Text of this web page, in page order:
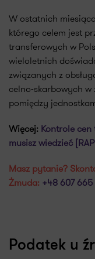
W ostatnich
którego celem jest
transferowych w
wieloletnich
związanych z
celno-skarbowych w
pomiędzy
Więcej: Kontrole
musisz wiedzieć
Masz pytanie?
Żmuda: +48 607 665
Podatek u